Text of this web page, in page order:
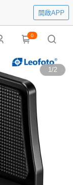
開啟APP
0
1/2